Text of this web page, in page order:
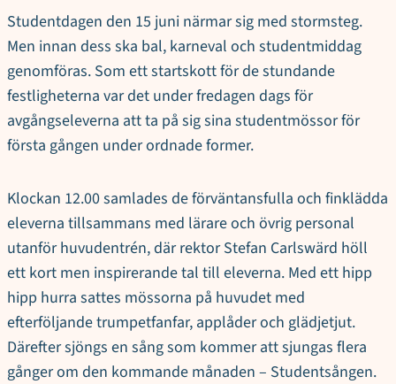
Studentdagen den 15 juni närmar sig med stormsteg.
Men innan dess ska bal, karneval och studentmiddag
genomföras. Som ett startskott för de stundande
festligheterna var det under fredagen dags för
avgångseleverna att ta på sig sina studentmössor för
första gången under ordnade former.
Klockan 12.00 samlades de förväntansfulla och finklädda
eleverna tillsammans med lärare och övrig personal
utanför huvudentrén, där rektor Stefan Carlswärd höll
ett kort men inspirerande tal till eleverna. Med ett hipp
hipp hurra sattes mössorna på huvudet med
efterföljande trumpetfanfar, applåder och glädjetjut.
Därefter sjöngs en sång som kommer att sjungas flera
gånger om den kommande månaden – Studentsången.